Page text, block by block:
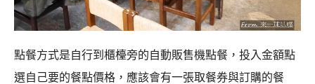
點餐方式是自行到櫃檯旁的自動販售機點餐，投入金額點
選自己要的餐點價格，應該會有一張取餐券與訂購的餐